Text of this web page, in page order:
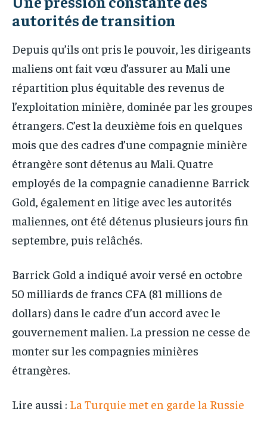
autorités de transition
Depuis qu’ils ont pris le pouvoir, les dirigeants
maliens ont fait vœu d’assurer au Mali une
répartition plus équitable des revenus de
l’exploitation minière, dominée par les groupes
étrangers. C’est la deuxième fois en quelques
mois que des cadres d’une compagnie minière
étrangère sont détenus au Mali. Quatre
employés de la compagnie canadienne Barrick
Gold, également en litige avec les autorités
maliennes, ont été détenus plusieurs jours fin
septembre, puis relâchés.
Barrick Gold a indiqué avoir versé en octobre
50 milliards de francs CFA (81 millions de
dollars) dans le cadre d’un accord avec le
gouvernement malien. La pression ne cesse de
monter sur les compagnies minières
étrangères.
Lire aussi : La Turquie met en garde la Russie